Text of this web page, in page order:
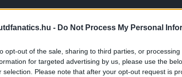
- Do Not Process My Personal
opt-out of the sale, sharing to third parties, or
for targeted advertising by us, please use the
selection. Please note that after your opt-out request is
jogos volt, szép teljesítményt láthattunk tőle is.
hozzásegítette csapatát a vezetéshez.7
a vezetést Sanchez labdájából, de a kapusba
felmutatni. Érhető volt a cseréje.5